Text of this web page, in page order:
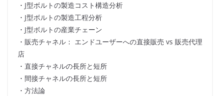
・J型ボルトの製造コスト構造分析
・J型ボルトの製造工程分析
・J型ボルトの産業チェーン
・販売チャネル： エンドユーザーへの直接販売 vs 販売代理
店
・直接チャネルの長所と短所
・間接チャネルの長所と短所
・方法論